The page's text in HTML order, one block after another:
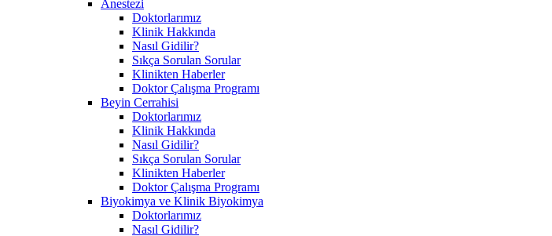
Anestezi
Doktorlarımız
Klinik Hakkında
Nasıl Gidilir?
Sıkça Sorulan Sorular
Klinikten Haberler
Doktor Çalışma Programı
Beyin Cerrahisi
Doktorlarımız
Klinik Hakkında
Nasıl Gidilir?
Sıkça Sorulan Sorular
Klinikten Haberler
Doktor Çalışma Programı
Biyokimya ve Klinik Biyokimya
Doktorlarımız
Nasıl Gidilir?